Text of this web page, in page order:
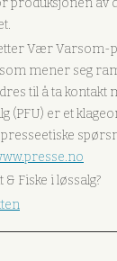
Vær Varsom-
mener seg
til å ta kontakt
(PFU) er et
Fiske i løssalg?